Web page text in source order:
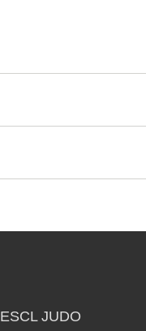
ESCL JUDO